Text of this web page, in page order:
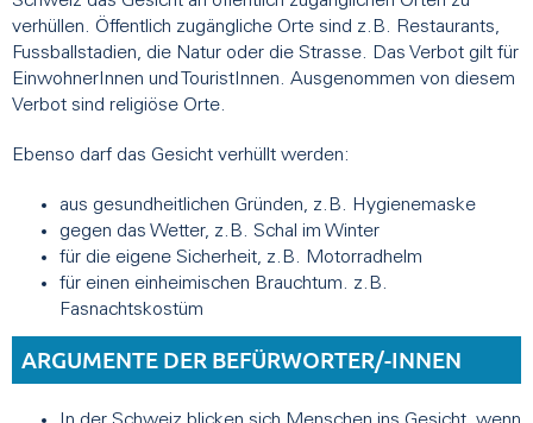
verhüllen. Öffentlich zugängliche Orte sind z.B. Restaurants,
Fussballstadien, die Natur oder die Strasse. Das Verbot gilt für
EinwohnerInnen und TouristInnen. Ausgenommen von diesem
Verbot sind religiöse Orte.
Ebenso darf das Gesicht verhüllt werden:
aus gesundheitlichen Gründen, z.B. Hygienemaske
gegen das Wetter, z.B. Schal im Winter
für die eigene Sicherheit, z.B. Motorradhelm
für einen einheimischen Brauchtum. z.B.
Fasnachtskostüm
ARGUMENTE DER BEFÜRWORTER/-INNEN